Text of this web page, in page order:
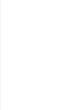
//:.:./
{/{.:.:.{:.:/
ゝ ､: :
ノ) i: : :
／ :ノ人
／ : : : /: :
{: : : :∥{:
人: : :j :
Y { ヽ／
人 /
＞-‐彡 /
/ ＿＿ノ/